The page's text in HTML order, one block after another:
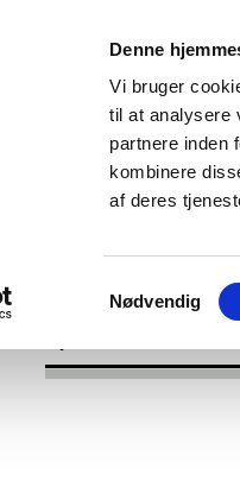
Denne
Vi bruger
til at analysere
partnere inden
kombinere
af deres
Samtykkevalg
Nødvendig
Godkendelse og